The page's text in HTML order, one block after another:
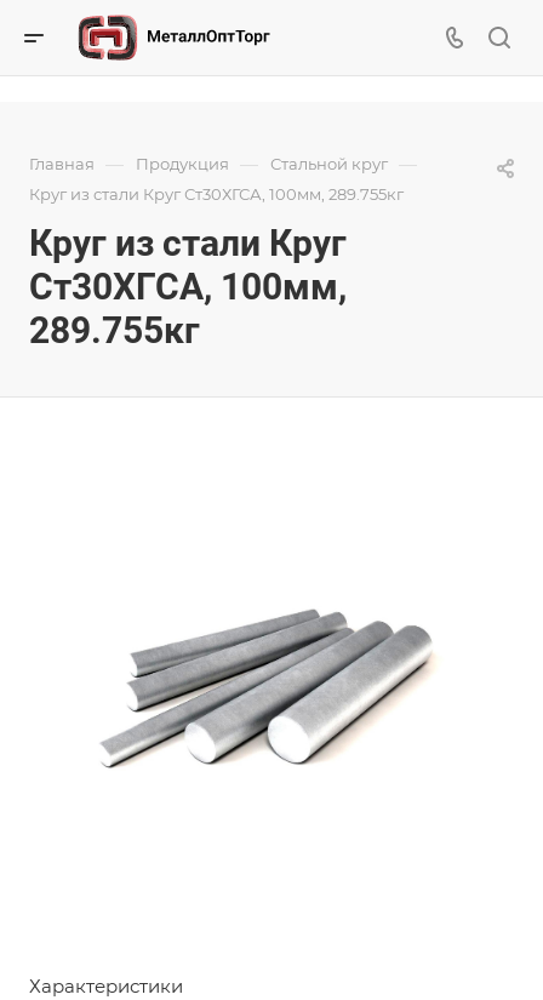
Главная — Продукция — Стальной круг —
Круг из стали Круг Ст30ХГСА, 100мм, 289.755кг
Круг из стали Круг
Ст30ХГСА, 100мм,
289.755кг
Характеристики